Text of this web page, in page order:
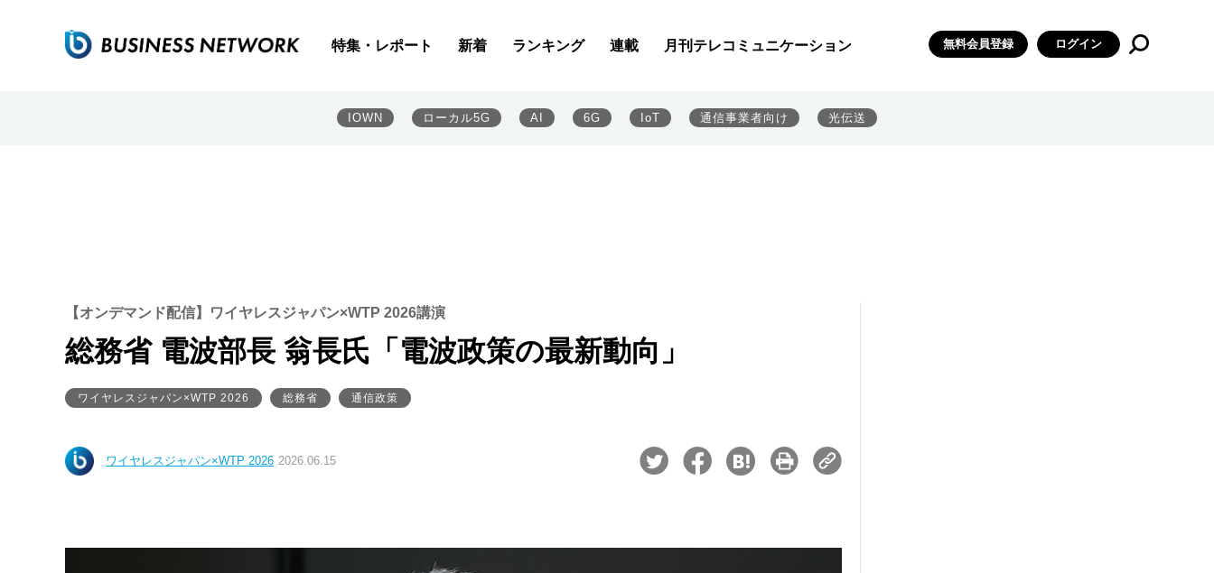
特集・レポート 新着 ランキング 連載 月刊テレコミュニケーション 無料会員登録 ログイン
IOWN ローカル5G AI 6G IoT 通信事業者向け 光伝送
【オンデマンド配信】ワイヤレスジャパン×WTP 2026講演
総務省 電波部長 翁長氏「電波政策の最新動向」
ワイヤレスジャパン×WTP 2026 総務省 通信政策
ワイヤレスジャパン×WTP 2026 2026.06.15